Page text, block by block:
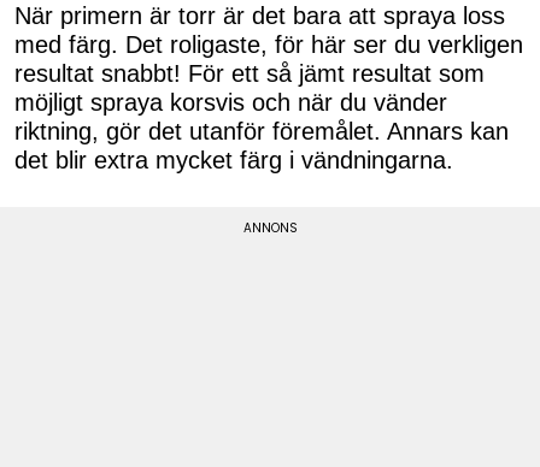
När primern är torr är det bara att spraya loss
med färg. Det roligaste, för här ser du verkligen
resultat snabbt! För ett så jämt resultat som
möjligt spraya korsvis och när du vänder
riktning, gör det utanför föremålet. Annars kan
det blir extra mycket färg i vändningarna.